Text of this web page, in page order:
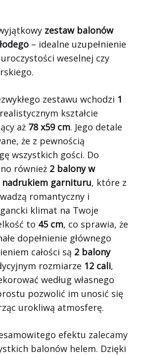
zestaw balonów
– idealne uzupełnienie
weselnej czy
zestawu wchodzi 1
kształcie
aż 78 x59 cm. Jego detale
że z pewnością
wszystkich gości. Do
również 2 balony w
nadrukiem garnituru, które z
romantyczny i
klimat na Twoje
to 45 cm, co sprawia, że
dopełnienie głównego
całości są 2 balony
rozmiarze 12 cali,
według własnego
pozwolić im unosić się
urokliwą atmosferę.
efektu zalecamy
balonów helem. Dzięki